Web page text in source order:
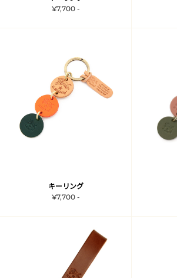
¥7,700 -
キーリング
¥7,700 -